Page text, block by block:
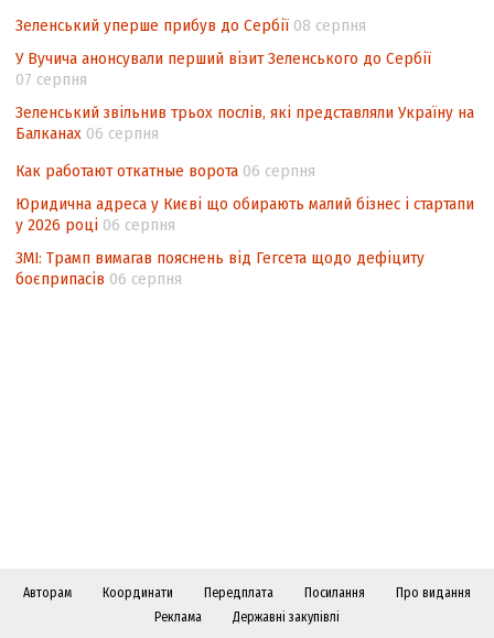
Зеленський уперше прибув до Сербії 08 серпня
У Вучича анонсували перший візит Зеленського до Сербії
07 серпня
Зеленський звільнив трьох послів, які представляли Україну на
Балканах 06 серпня
Как работают откатные ворота 06 серпня
Юридична адреса у Києві що обирають малий бізнес і стартапи
у 2026 році 06 серпня
ЗМІ: Трамп вимагав пояснень від Гегсета щодо дефіциту
боєприпасів 06 серпня
Авторам Координати Передплата Посилання
Про видання
Реклама
Державні закупівлі